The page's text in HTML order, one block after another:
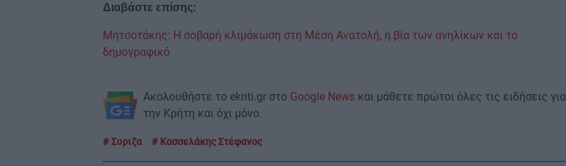
Διαβάστε επίσης:
Μητσοτάκης: Η σοβαρή κλιμάκωση στη Μέση Ανατολή, η βία των ανηλίκων και το
δημογραφικό
Ακολουθήστε το ekriti.gr στο Google News και μάθετε πρώτοι όλες τις ειδήσεις για
την Κρήτη και όχι μόνο.
Συριζα Κασσελάκης Στέφανος